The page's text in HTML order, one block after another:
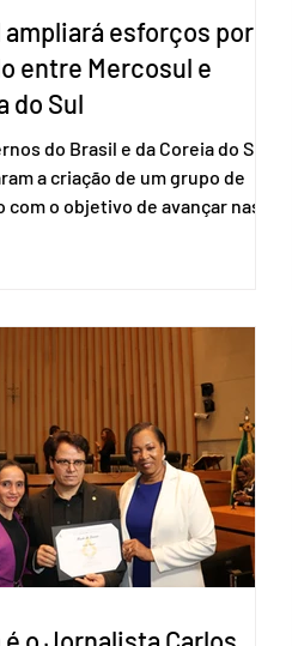
ampliará esforços por
entre Mercosul e
do Sul
do Brasil e da Coreia do Sul
a criação de um grupo de
com o objetivo de avançar nas
criar um grupo de trabalho
identificar sensibilidades dos
e evitar que elas sejam um
para a retomada das
de um acordo do Mercosul
disse o presiden
é o Jornalista Carlos